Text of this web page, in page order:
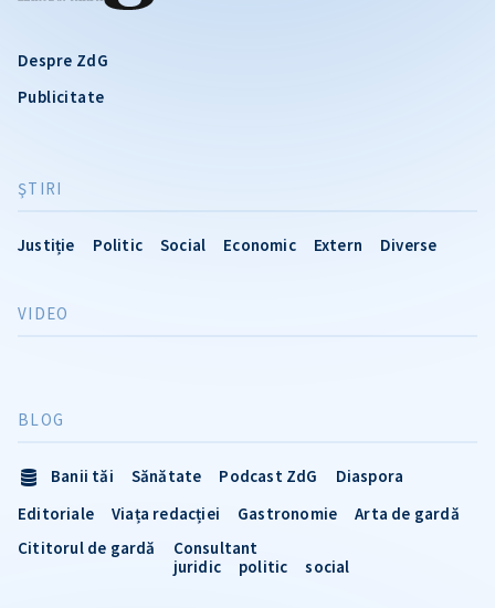
Despre ZdG
Publicitate
ŞTIRI
Justiție Politic Social Economic Extern Diverse
VIDEO
BLOG
Banii tăi Sănătate Podcast ZdG
Diaspora
Editoriale
Viața redacției Gastronomie
Arta de gardă
Cititorul de gardă
Consultant
juridic
politic social